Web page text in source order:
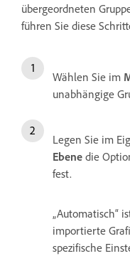
übergeordneten
führen Sie diese
Wählen Sie im
unabhängige
Legen Sie im
Ebene die
fest.
„Automatisch“
importierte
spezifische